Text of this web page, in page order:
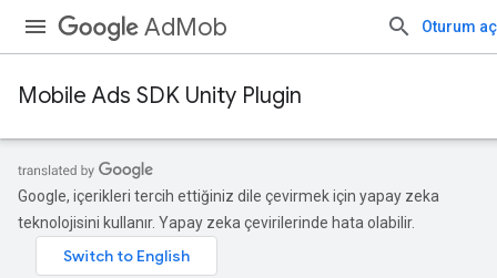
AdMob Oturum aç
Mobile Ads SDK Unity Plugin
Google, içerikleri tercih ettiğiniz dile çevirmek için yapay zeka
teknolojisini kullanır. Yapay zeka çevirilerinde hata olabilir.